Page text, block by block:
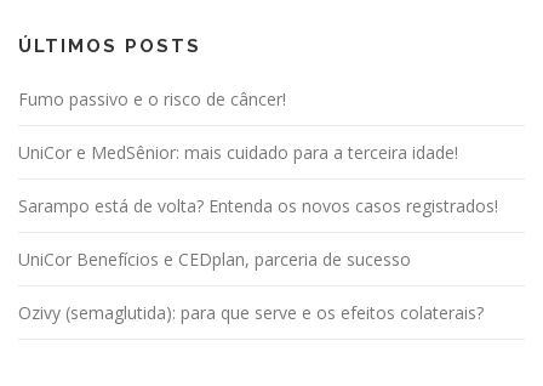
ÚLTIMOS POSTS
Fumo passivo e o risco de câncer!
UniCor e MedSênior: mais cuidado para a terceira idade!
Sarampo está de volta? Entenda os novos casos registrados!
UniCor Benefícios e CEDplan, parceria de sucesso
Ozivy (semaglutida): para que serve e os efeitos colaterais?